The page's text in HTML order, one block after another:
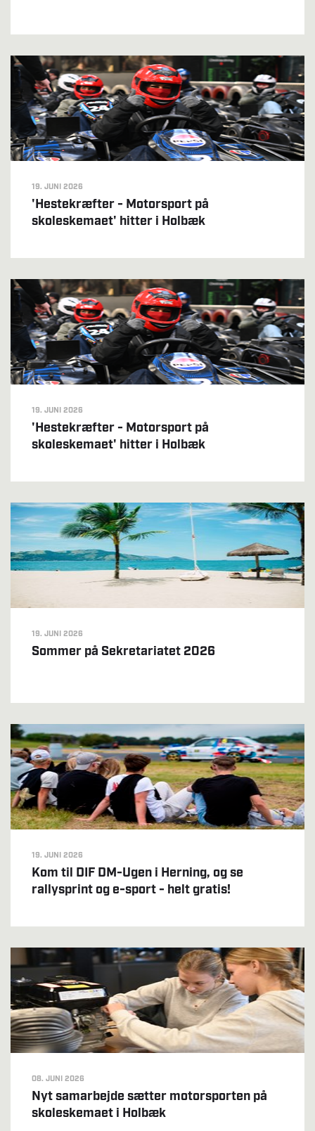
19. JUNI 2026
'Hestekræfter - Motorsport på
skoleskemaet' hitter i Holbæk
19. JUNI 2026
'Hestekræfter - Motorsport på
skoleskemaet' hitter i Holbæk
19. JUNI 2026
Sommer på Sekretariatet 2026
19. JUNI 2026
Kom til DIF DM-Ugen i Herning, og se
rallysprint og e-sport - helt gratis!
08. JUNI 2026
Nyt samarbejde sætter motorsporten på
skoleskemaet i Holbæk